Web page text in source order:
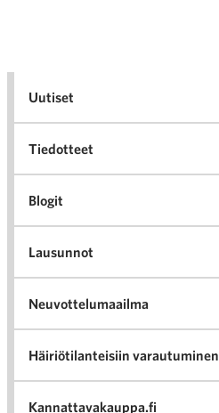
Uutiset
Tiedotteet
Blogit
Lausunnot
Neuvottelumaailma
Häiriötilanteisiin varautuminen
Kannattavakauppa.fi